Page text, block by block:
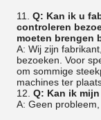
11. Q: Kan ik u
controleren
moeten brengen
A: Wij zijn
bezoeken. Voor
om sommige
machines ter
12. Q: Kan ik
A: Geen